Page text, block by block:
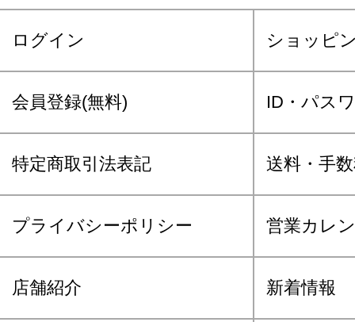
ログイン ショッピ
会員登録(無料) ID・パス
特定商取引法表記 送料・手
プライバシーポリシー 営業カレ
店舗紹介 新着情報